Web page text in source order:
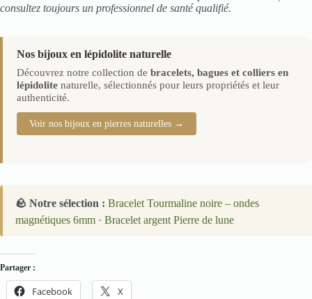
consultez toujours un professionnel de santé qualifié.
Nos bijoux en lépidolite naturelle
Découvrez notre collection de bracelets, bagues et colliers en
lépidolite naturelle, sélectionnés pour leurs propriétés et leur
authenticité.
Voir nos bijoux en pierres naturelles →
🪨 Notre sélection : Bracelet Tourmaline noire – ondes
magnétiques 6mm · Bracelet argent Pierre de lune
Partager :
Facebook X